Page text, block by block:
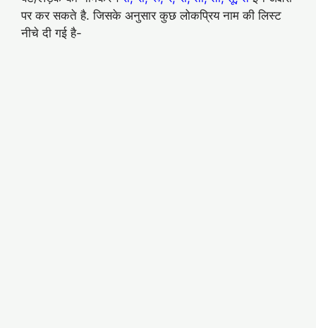
पर कर सकते है. जिसके अनुसार कुछ लोकप्रिय नाम की लिस्ट
नीचे दी गई है-